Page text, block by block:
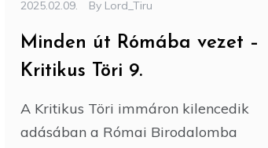
2025.02.09. By Lord_Tiru
Minden út Rómába vezet –
Kritikus Töri 9.
A Kritikus Töri immáron kilencedik
adásában a Római Birodalomba